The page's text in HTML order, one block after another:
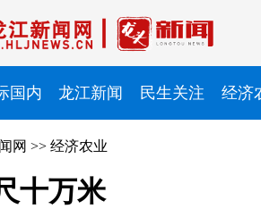
国内 龙江新闻 民生关注 经济
网 >> 经济农业
十万米